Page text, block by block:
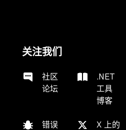
关注我们
社区
论坛
.NET
工具
博客
错误
X 上的